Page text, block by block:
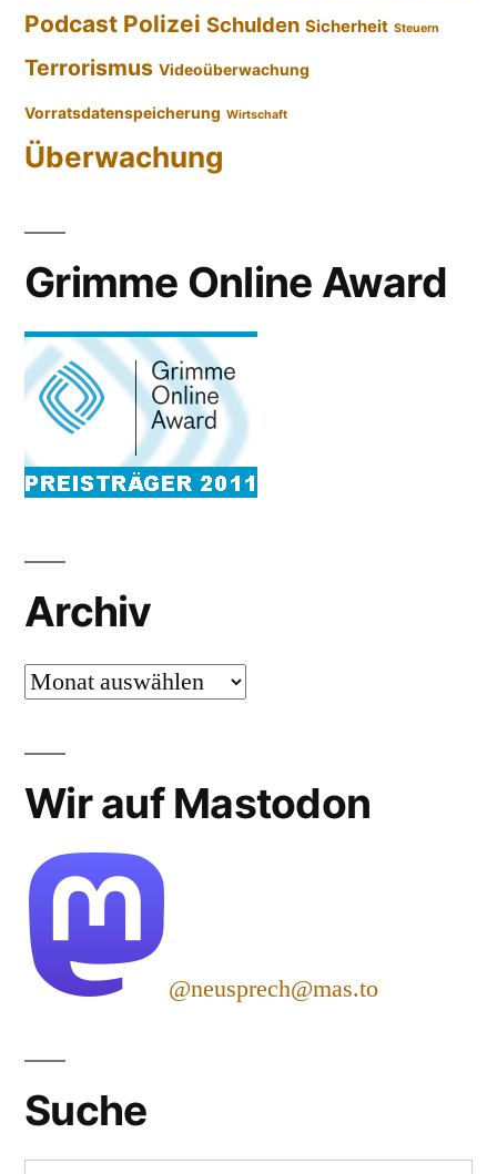
Podcast Polizei Schulden Sicherheit Steuern
Terrorismus Videoüberwachung
Vorratsdatenspeicherung Wirtschaft
Überwachung
Grimme Online Award
Archiv
Archiv
Wir auf Mastodon
@neusprech@mas.to
Suche